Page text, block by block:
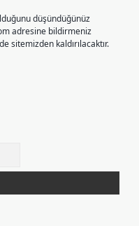
düşündüğünüz
adresine bildirmeniz
sitemizden kaldırılacaktır.